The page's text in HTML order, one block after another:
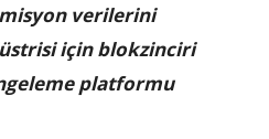
verilerini
için blokzinciri
platformu